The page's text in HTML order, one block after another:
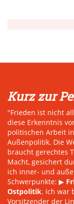
Kurz zur
"Frieden ist nicht
diese Erkenntnis
politischen Arbeit
Außenpolitik. Die
braucht gerechtes
Macht, gesichert
ich inner- und
Schwerpunkte: ▶
Ostpolitik. Ich war
Vorsitzender der